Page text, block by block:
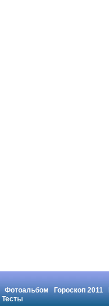
Фотоальбом Гороскоп 2011
Тесты